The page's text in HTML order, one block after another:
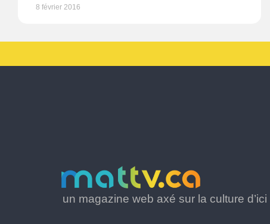
8 février 2016
un magazine web axé sur la culture d’ici